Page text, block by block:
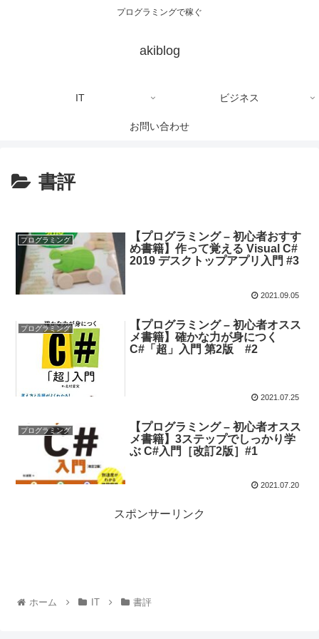
プログラミングで稼ぐ
akiblog
IT ビジネス
お問い合わせ
書評
プログラミング
【プログラミング – 初心者おすす
め書籍】作って覚える Visual C#
2019 デスクトップアプリ入門 #3
2021.09.05
プログラミング
【プログラミング – 初心者オスス
メ書籍】確かな力が身につく
C#「超」入門 第2版 #2
2021.07.25
プログラミング
【プログラミング – 初心者オスス
メ書籍】3ステップでしっかり学
ぶ C#入門［改訂2版］#1
2021.07.20
スポンサーリンク
ホーム IT 書評